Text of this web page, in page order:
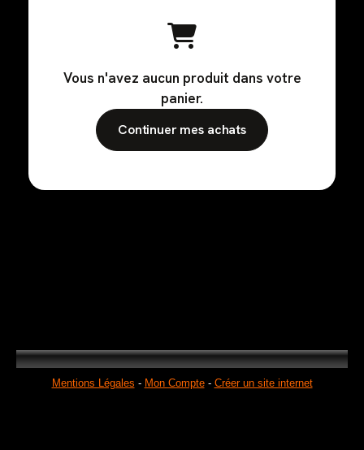
Vous n'avez aucun produit dans votre
panier.
Continuer mes achats
Mentions Légales Mon Compte Créer un site internet